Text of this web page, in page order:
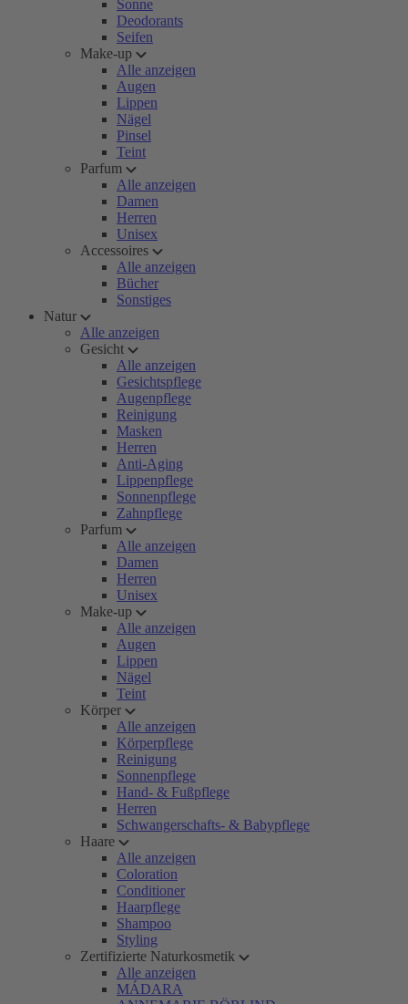
Sonne
Deodorants
Seifen
Make-up
Alle anzeigen
Augen
Lippen
Nägel
Pinsel
Teint
Parfum
Alle anzeigen
Damen
Herren
Unisex
Accessoires
Alle anzeigen
Bücher
Sonstiges
Natur
Alle anzeigen
Gesicht
Alle anzeigen
Gesichtspflege
Augenpflege
Reinigung
Masken
Herren
Anti-Aging
Lippenpflege
Sonnenpflege
Zahnpflege
Parfum
Alle anzeigen
Damen
Herren
Unisex
Make-up
Alle anzeigen
Augen
Lippen
Nägel
Teint
Körper
Alle anzeigen
Körperpflege
Reinigung
Sonnenpflege
Hand- & Fußpflege
Herren
Schwangerschafts- & Babypflege
Haare
Alle anzeigen
Coloration
Conditioner
Haarpflege
Shampoo
Styling
Zertifizierte Naturkosmetik
Alle anzeigen
MÁDARA